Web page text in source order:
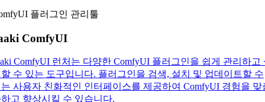
플러그인 관리툴
ComfyUI
ComfyUI 런처는 다양한 ComfyUI 플러그인을 쉽게 관리하고
수 있는 도구입니다. 플러그인을 검색, 설치 및 업데이트할 수
사용자 친화적인 인터페이스를 제공하여 ComfyUI 경험을 맞
고 향상시킬 수 있습니다.